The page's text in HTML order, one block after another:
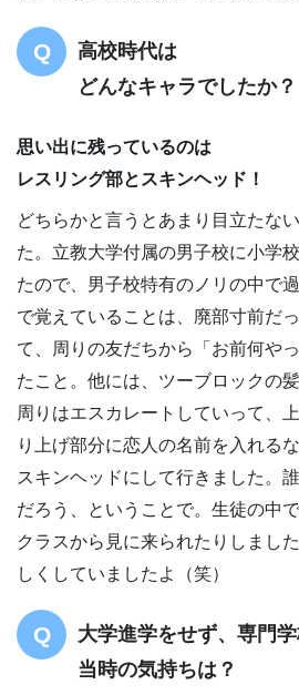
高校時代は
どんなキャラでしたか？
思い出に残っているのは
レスリング部とスキンヘッド！
どちらかと言うとあまり目立たな
た。立教大学付属の男子校に小学
たので、男子校特有のノリの中で
で覚えていることは、廃部寸前だ
て、周りの友だちから「お前何や
たこと。他には、ツーブロックの
周りはエスカレートしていって、
り上げ部分に恋人の名前を入れる
スキンヘッドにして行きました。
だろう、ということで。生徒の中
クラスから見に来られたりしまし
しくしていましたよ（笑）
大学進学をせず、専門学
当時の気持ちは？